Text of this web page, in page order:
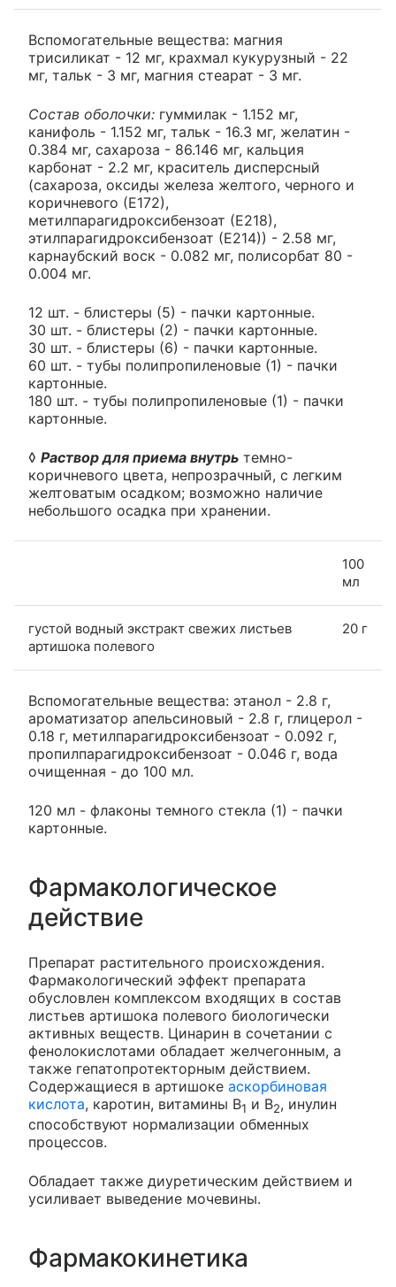
Вспомогательные вещества: магния
трисиликат - 12 мг, крахмал кукурузный - 22
мг, тальк - 3 мг, магния стеарат - 3 мг.
Состав оболочки: гуммилак - 1.152 мг,
канифоль - 1.152 мг, тальк - 16.3 мг, желатин -
0.384 мг, сахароза - 86.146 мг, кальция
карбонат - 2.2 мг, краситель дисперсный
(сахароза, оксиды железа желтого, черного и
коричневого (Е172),
метилпарагидроксибензоат (Е218),
этилпарагидроксибензоат (Е214)) - 2.58 мг,
карнаубский воск - 0.082 мг, полисорбат 80 -
0.004 мг.
12 шт. - блистеры (5) - пачки картонные.
30 шт. - блистеры (2) - пачки картонные.
30 шт. - блистеры (6) - пачки картонные.
60 шт. - тубы полипропиленовые (1) - пачки
картонные.
180 шт. - тубы полипропиленовые (1) - пачки
картонные.
◊ Раствор для приема внутрь темно-
коричневого цвета, непрозрачный, с легким
желтоватым осадком; возможно наличие
небольшого осадка при хранении.
100
мл
густой водный экстракт свежих листьев
артишока полевого
20 г
Вспомогательные вещества: этанол - 2.8 г,
ароматизатор апельсиновый - 2.8 г, глицерол -
0.18 г, метилпарагидроксибензоат - 0.092 г,
пропилпарагидроксибензоат - 0.046 г, вода
очищенная - до 100 мл.
120 мл - флаконы темного стекла (1) - пачки
картонные.
Фармакологическое
действие
Препарат растительного происхождения.
Фармакологический эффект препарата
обусловлен комплексом входящих в состав
листьев артишока полевого биологически
активных веществ. Цинарин в сочетании с
фенолокислотами обладает желчегонным, а
также гепатопротекторным действием.
Содержащиеся в артишоке аскорбиновая
кислота, каротин, витамины В1 и В2, инулин
способствуют нормализации обменных
процессов.
Обладает также диуретическим действием и
усиливает выведение мочевины.
Фармакокинетика